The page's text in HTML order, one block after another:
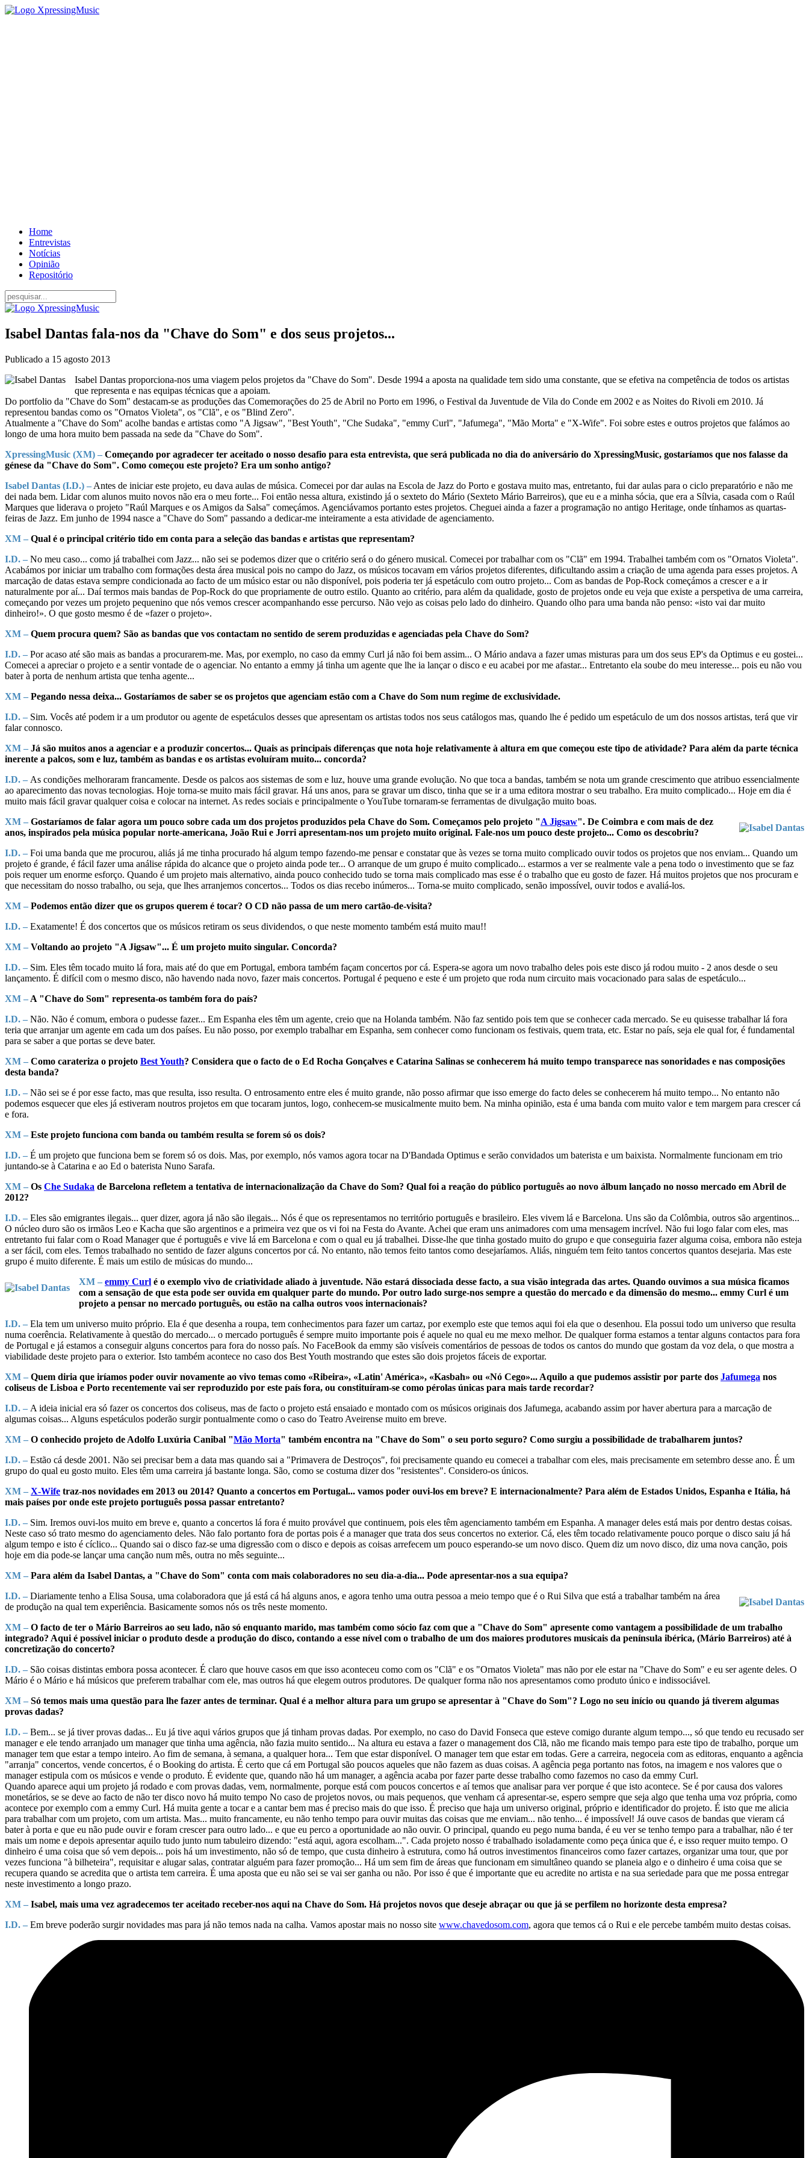
Home
Entrevistas
Notícias
Opinião
Repositório
Isabel Dantas fala-nos da "Chave do Som" e dos seus projetos...
Publicado a 15 agosto 2013
Isabel Dantas proporciona-nos uma viagem pelos projetos da "Chave do Som". Desde 1994 a aposta na qualidade tem sido uma constante, que se efetiva na competência de todos os artistas
que representa e nas equipas técnicas que a apoiam.
Do portfolio da "Chave do Som" destacam-se as produções das Comemorações do 25 de Abril no Porto em 1996, o Festival da Juventude de Vila do Conde em 2002 e as Noites do Rivoli em 2010. Já
representou bandas como os "Ornatos Violeta", os "Clã", e os "Blind Zero".
Atualmente a "Chave do Som" acolhe bandas e artistas como "A Jigsaw", "Best Youth", "Che Sudaka", "emmy Curl", "Jafumega", "Mão Morta" e "X-Wife". Foi sobre estes e outros projetos que falámos ao
longo de uma hora muito bem passada na sede da "Chave do Som".
XpressingMusic (XM) – Começando por agradecer ter aceitado o nosso desafio para esta entrevista, que será publicada no dia do aniversário do XpressingMusic, gostaríamos que nos falasse da
génese da "Chave do Som". Como começou este projeto? Era um sonho antigo?
Isabel Dantas (I.D.) – Antes de iniciar este projeto, eu dava aulas de música. Comecei por dar aulas na Escola de Jazz do Porto e gostava muito mas, entretanto, fui dar aulas para o ciclo preparatório e não me
dei nada bem. Lidar com alunos muito novos não era o meu forte... Foi então nessa altura, existindo já o sexteto do Mário (Sexteto Mário Barreiros), que eu e a minha sócia, que era a Sílvia, casada com o Raúl
Marques que liderava o projeto "Raúl Marques e os Amigos da Salsa" começámos. Agenciávamos portanto estes projetos. Cheguei ainda a fazer a programação no antigo Heritage, onde tínhamos as quartas-
feiras de Jazz. Em junho de 1994 nasce a "Chave do Som" passando a dedicar-me inteiramente a esta atividade de agenciamento.
XM – Qual é o principal critério tido em conta para a seleção das bandas e artistas que representam?
I.D. – No meu caso... como já trabalhei com Jazz... não sei se podemos dizer que o critério será o do género musical. Comecei por trabalhar com os "Clã" em 1994. Trabalhei também com os "Ornatos Violeta".
Acabámos por iniciar um trabalho com formações desta área musical pois no campo do Jazz, os músicos tocavam em vários projetos diferentes, dificultando assim a criação de uma agenda para esses projetos. A
marcação de datas estava sempre condicionada ao facto de um músico estar ou não disponível, pois poderia ter já espetáculo com outro projeto... Com as bandas de Pop-Rock começámos a crescer e a ir
naturalmente por aí... Daí termos mais bandas de Pop-Rock do que propriamente de outro estilo. Quanto ao critério, para além da qualidade, gosto de projetos onde eu veja que existe a perspetiva de uma carreira,
começando por vezes um projeto pequenino que nós vemos crescer acompanhando esse percurso. Não vejo as coisas pelo lado do dinheiro. Quando olho para uma banda não penso: «isto vai dar muito
dinheiro!». O que gosto mesmo é de «fazer o projeto».
XM – Quem procura quem? São as bandas que vos contactam no sentido de serem produzidas e agenciadas pela Chave do Som?
I.D. – Por acaso até são mais as bandas a procurarem-me. Mas, por exemplo, no caso da emmy Curl já não foi bem assim... O Mário andava a fazer umas misturas para um dos seus EP's da Optimus e eu gostei...
Comecei a apreciar o projeto e a sentir vontade de o agenciar. No entanto a emmy já tinha um agente que lhe ia lançar o disco e eu acabei por me afastar... Entretanto ela soube do meu interesse... pois eu não vou
bater à porta de nenhum artista que tenha agente...
XM – Pegando nessa deixa... Gostaríamos de saber se os projetos que agenciam estão com a Chave do Som num regime de exclusividade.
I.D. – Sim. Vocês até podem ir a um produtor ou agente de espetáculos desses que apresentam os artistas todos nos seus catálogos mas, quando lhe é pedido um espetáculo de um dos nossos artistas, terá que vir
falar connosco.
XM – Já são muitos anos a agenciar e a produzir concertos... Quais as principais diferenças que nota hoje relativamente à altura em que começou este tipo de atividade? Para além da parte técnica
inerente a palcos, som e luz, também as bandas e os artistas evoluíram muito... concorda?
I.D. – As condições melhoraram francamente. Desde os palcos aos sistemas de som e luz, houve uma grande evolução. No que toca a bandas, também se nota um grande crescimento que atribuo essencialmente
ao aparecimento das novas tecnologias. Hoje torna-se muito mais fácil gravar. Há uns anos, para se gravar um disco, tinha que se ir a uma editora mostrar o seu trabalho. Era muito complicado... Hoje em dia é
muito mais fácil gravar qualquer coisa e colocar na internet. As redes sociais e principalmente o YouTube tornaram-se ferramentas de divulgação muito boas.
XM – Gostaríamos de falar agora um pouco sobre cada um dos projetos produzidos pela Chave do Som. Começamos pelo projeto "A Jigsaw". De Coimbra e com mais de dez
anos, inspirados pela música popular norte-americana, João Rui e Jorri apresentam-nos um projeto muito original. Fale-nos um pouco deste projeto... Como os descobriu?
I.D. – Foi uma banda que me procurou, aliás já me tinha procurado há algum tempo fazendo-me pensar e constatar que às vezes se torna muito complicado ouvir todos os projetos que nos enviam... Quando um
projeto é grande, é fácil fazer uma análise rápida do alcance que o projeto ainda pode ter... O arranque de um grupo é muito complicado... estarmos a ver se realmente vale a pena todo o investimento que se faz
pois requer um enorme esforço. Quando é um projeto mais alternativo, ainda pouco conhecido tudo se torna mais complicado mas esse é o trabalho que eu gosto de fazer. Há muitos projetos que nos procuram e
que necessitam do nosso trabalho, ou seja, que lhes arranjemos concertos... Todos os dias recebo inúmeros... Torna-se muito complicado, senão impossível, ouvir todos e avaliá-los.
XM – Podemos então dizer que os grupos querem é tocar? O CD não passa de um mero cartão-de-visita?
I.D. – Exatamente! É dos concertos que os músicos retiram os seus dividendos, o que neste momento também está muito mau!!
XM – Voltando ao projeto "A Jigsaw"... É um projeto muito singular. Concorda?
I.D. – Sim. Eles têm tocado muito lá fora, mais até do que em Portugal, embora também façam concertos por cá. Espera-se agora um novo trabalho deles pois este disco já rodou muito - 2 anos desde o seu
lançamento. É difícil com o mesmo disco, não havendo nada novo, fazer mais concertos. Portugal é pequeno e este é um projeto que roda num circuito mais vocacionado para salas de espetáculo...
XM – A "Chave do Som" representa-os também fora do país?
I.D. – Não. Não é comum, embora o pudesse fazer... Em Espanha eles têm um agente, creio que na Holanda também. Não faz sentido pois tem que se conhecer cada mercado. Se eu quisesse trabalhar lá fora
teria que arranjar um agente em cada um dos países. Eu não posso, por exemplo trabalhar em Espanha, sem conhecer como funcionam os festivais, quem trata, etc. Estar no país, seja ele qual for, é fundamental
para se saber a que portas se deve bater.
XM – Como carateriza o projeto Best Youth? Considera que o facto de o Ed Rocha Gonçalves e Catarina Salinas se conhecerem há muito tempo transparece nas sonoridades e nas composições
desta banda?
I.D. – Não sei se é por esse facto, mas que resulta, isso resulta. O entrosamento entre eles é muito grande, não posso afirmar que isso emerge do facto deles se conhecerem há muito tempo... No entanto não
podemos esquecer que eles já estiveram noutros projetos em que tocaram juntos, logo, conhecem-se musicalmente muito bem. Na minha opinião, esta é uma banda com muito valor e tem margem para crescer cá
e fora.
XM – Este projeto funciona com banda ou também resulta se forem só os dois?
I.D. – É um projeto que funciona bem se forem só os dois. Mas, por exemplo, nós vamos agora tocar na D'Bandada Optimus e serão convidados um baterista e um baixista. Normalmente funcionam em trio
juntando-se à Catarina e ao Ed o baterista Nuno Sarafa.
XM – Os Che Sudaka de Barcelona refletem a tentativa de internacionalização da Chave do Som? Qual foi a reação do público português ao novo álbum lançado no nosso mercado em Abril de
2012?
I.D. – Eles são emigrantes ilegais... quer dizer, agora já não são ilegais... Nós é que os representamos no território português e brasileiro. Eles vivem lá e Barcelona. Uns são da Colômbia, outros são argentinos...
O núcleo duro são os irmãos Leo e Kacha que são argentinos e a primeira vez que os vi foi na Festa do Avante. Achei que eram uns animadores com uma mensagem incrível. Não fui logo falar com eles, mas
entretanto fui falar com o Road Manager que é português e vive lá em Barcelona e com o qual eu já trabalhei. Disse-lhe que tinha gostado muito do grupo e que conseguiria fazer alguma coisa, embora não esteja
a ser fácil, com eles. Temos trabalhado no sentido de fazer alguns concertos por cá. No entanto, não temos feito tantos como desejaríamos. Aliás, ninguém tem feito tantos concertos quantos desejaria. Mas este
grupo é muito diferente. É mais um estilo de músicas do mundo...
XM – emmy Curl é o exemplo vivo de criatividade aliado à juventude. Não estará dissociada desse facto, a sua visão integrada das artes. Quando ouvimos a sua música ficamos
com a sensação de que esta pode ser ouvida em qualquer parte do mundo. Por outro lado surge-nos sempre a questão do mercado e da dimensão do mesmo... emmy Curl é um
projeto a pensar no mercado português, ou estão na calha outros voos internacionais?
I.D. – Ela tem um universo muito próprio. Ela é que desenha a roupa, tem conhecimentos para fazer um cartaz, por exemplo este que temos aqui foi ela que o desenhou. Ela possui todo um universo que resulta
numa coerência. Relativamente à questão do mercado... o mercado português é sempre muito importante pois é aquele no qual eu me mexo melhor. De qualquer forma estamos a tentar alguns contactos para fora
de Portugal e já estamos a conseguir alguns concertos para fora do nosso país. No FaceBook da emmy são visíveis comentários de pessoas de todos os cantos do mundo que gostam da voz dela, o que mostra a
viabilidade deste projeto para o exterior. Isto também acontece no caso dos Best Youth mostrando que estes são dois projetos fáceis de exportar.
XM – Quem diria que iríamos poder ouvir novamente ao vivo temas como «Ribeira», «Latin' América», «Kasbah» ou «Nó Cego»... Aquilo a que pudemos assistir por parte dos Jafumega nos
coliseus de Lisboa e Porto recentemente vai ser reproduzido por este país fora, ou constituíram-se como pérolas únicas para mais tarde recordar?
I.D. – A ideia inicial era só fazer os concertos dos coliseus, mas de facto o projeto está ensaiado e montado com os músicos originais dos Jafumega, acabando assim por haver abertura para a marcação de
algumas coisas... Alguns espetáculos poderão surgir pontualmente como o caso do Teatro Aveirense muito em breve.
XM – O conhecido projeto de Adolfo Luxúria Canibal "Mão Morta" também encontra na "Chave do Som" o seu porto seguro? Como surgiu a possibilidade de trabalharem juntos?
I.D. – Estão cá desde 2001. Não sei precisar bem a data mas quando sai a "Primavera de Destroços", foi precisamente quando eu comecei a trabalhar com eles, mais precisamente em setembro desse ano. É um
grupo do qual eu gosto muito. Eles têm uma carreira já bastante longa. São, como se costuma dizer dos "resistentes". Considero-os únicos.
XM – X-Wife traz-nos novidades em 2013 ou 2014? Quanto a concertos em Portugal... vamos poder ouvi-los em breve? E internacionalmente? Para além de Estados Unidos, Espanha e Itália, há
mais países por onde este projeto português possa passar entretanto?
I.D. – Sim. Iremos ouvi-los muito em breve e, quanto a concertos lá fora é muito provável que continuem, pois eles têm agenciamento também em Espanha. A manager deles está mais por dentro destas coisas.
Neste caso só trato mesmo do agenciamento deles. Não falo portanto fora de portas pois é a manager que trata dos seus concertos no exterior. Cá, eles têm tocado relativamente pouco porque o disco saiu já há
algum tempo e isto é cíclico... Quando sai o disco faz-se uma digressão com o disco e depois as coisas arrefecem um pouco esperando-se um novo disco. Quem diz um novo disco, diz uma nova canção, pois
hoje em dia pode-se lançar uma canção num mês, outra no mês seguinte...
XM – Para além da Isabel Dantas, a "Chave do Som" conta com mais colaboradores no seu dia-a-dia... Pode apresentar-nos a sua equipa?
I.D. – Diariamente tenho a Elisa Sousa, uma colaboradora que já está cá há alguns anos, e agora tenho uma outra pessoa a meio tempo que é o Rui Silva que está a trabalhar também na área
de produção na qual tem experiência. Basicamente somos nós os três neste momento.
XM – O facto de ter o Mário Barreiros ao seu lado, não só enquanto marido, mas também como sócio faz com que a "Chave do Som" apresente como vantagem a possibilidade de um trabalho
integrado? Aqui é possível iniciar o produto desde a produção do disco, contando a esse nível com o trabalho de um dos maiores produtores musicais da península ibérica, (Mário Barreiros) até à
concretização do concerto?
I.D. – São coisas distintas embora possa acontecer. É claro que houve casos em que isso aconteceu como com os "Clã" e os "Ornatos Violeta" mas não por ele estar na "Chave do Som" e eu ser agente deles. O
Mário é o Mário e há músicos que preferem trabalhar com ele, mas outros há que elegem outros produtores. De qualquer forma não nos apresentamos como produto único e indissociável.
XM – Só temos mais uma questão para lhe fazer antes de terminar. Qual é a melhor altura para um grupo se apresentar à "Chave do Som"? Logo no seu início ou quando já tiverem algumas
provas dadas?
I.D. – Bem... se já tiver provas dadas... Eu já tive aqui vários grupos que já tinham provas dadas. Por exemplo, no caso do David Fonseca que esteve comigo durante algum tempo..., só que tendo eu recusado ser
manager e ele tendo arranjado um manager que tinha uma agência, não fazia muito sentido... Na altura eu estava a fazer o management dos Clã, não me ficando mais tempo para este tipo de trabalho, porque um
manager tem que estar a tempo inteiro. Ao fim de semana, à semana, a qualquer hora... Tem que estar disponível. O manager tem que estar em todas. Gere a carreira, negoceia com as editoras, enquanto a agência
"arranja" concertos, vende concertos, é o Booking do artista. É certo que cá em Portugal são poucos aqueles que não fazem as duas coisas. A agência pega portanto nas fotos, na imagem e nos valores que o
manager estipula com os músicos e vende o produto. É evidente que, quando não há um manager, a agência acaba por fazer parte desse trabalho como fazemos no caso da emmy Curl.
Quando aparece aqui um projeto já rodado e com provas dadas, vem, normalmente, porque está com poucos concertos e aí temos que analisar para ver porque é que isto acontece. Se é por causa dos valores
monetários, se se deve ao facto de não ter disco novo há muito tempo No caso de projetos novos, ou mais pequenos, que venham cá apresentar-se, espero sempre que seja algo que tenha uma voz própria, como
acontece por exemplo com a emmy Curl. Há muita gente a tocar e a cantar bem mas é preciso mais do que isso. É preciso que haja um universo original, próprio e identificador do projeto. É isto que me alicia
para trabalhar com um projeto, com um artista. Mas... muito francamente, eu não tenho tempo para ouvir muitas das coisas que me enviam... não tenho... é impossível! Já ouve casos de bandas que vieram cá
bater à porta e que eu não pude ouvir e foram crescer para outro lado... e que eu perco a oportunidade ao não ouvir. O principal, quando eu pego numa banda, é eu ver se tenho tempo para a trabalhar, não é ter
mais um nome e depois apresentar aquilo tudo junto num tabuleiro dizendo: "está aqui, agora escolham...". Cada projeto nosso é trabalhado isoladamente como peça única que é, e isso requer muito tempo. O
dinheiro é uma coisa que só vem depois... pois há um investimento, não só de tempo, que custa dinheiro à estrutura, como há outros investimentos financeiros como fazer cartazes, organizar uma tour, que por
vezes funciona "à bilheteira", requisitar e alugar salas, contratar alguém para fazer promoção... Há um sem fim de áreas que funcionam em simultâneo quando se planeia algo e o dinheiro é uma coisa que se
recupera quando se acredita que o artista tem carreira. É uma aposta que eu não sei se vai ser ganha ou não. Por isso é que é importante que eu acredite no artista e na sua seriedade para que me possa entregar
neste investimento a longo prazo.
XM – Isabel, mais uma vez agradecemos ter aceitado receber-nos aqui na Chave do Som. Há projetos novos que deseje abraçar ou que já se perfilem no horizonte desta empresa?
I.D. – Em breve poderão surgir novidades mas para já não temos nada na calha. Vamos apostar mais no nosso site www.chavedosom.com, agora que temos cá o Rui e ele percebe também muito destas coisas.